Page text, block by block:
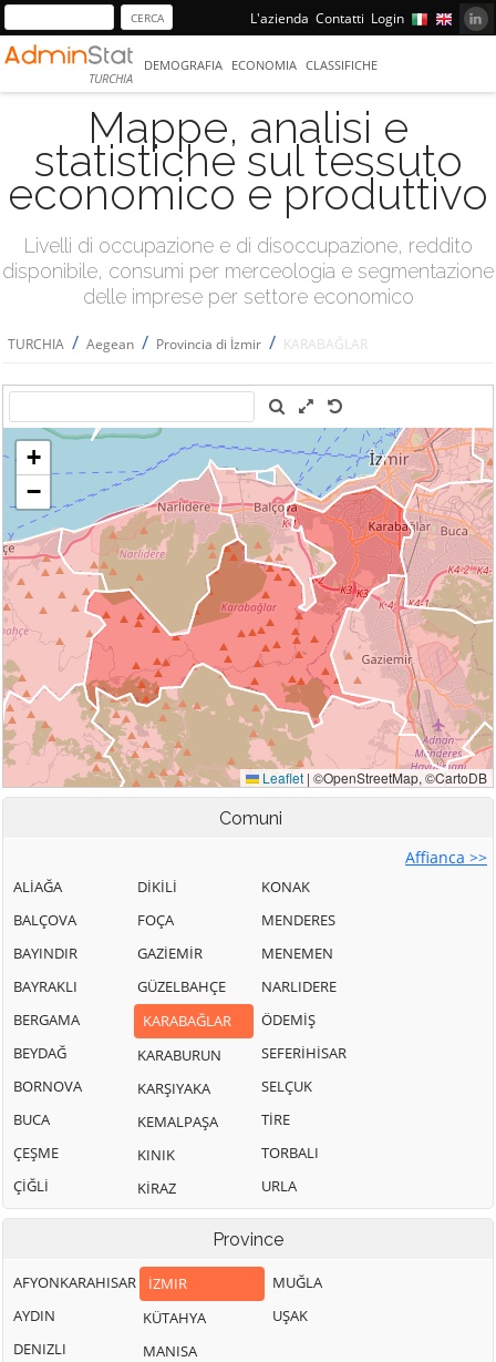
L'azienda Contatti Login
TURCHIA
DEMOGRAFIA ECONOMIA CLASSIFICHE
Mappe, analisi e
statistiche sul tessuto
economico e produttivo
Livelli di occupazione e di disoccupazione, reddito
disponibile, consumi per merceologia e segmentazione
delle imprese per settore economico
TURCHIA / Aegean / Provincia di İzmir / KARABAĞLAR
Comuni
Affianca >>
ALİAĞA
BALÇOVA
BAYINDIR
BAYRAKLI
BERGAMA
BEYDAĞ
BORNOVA
BUCA
ÇEŞME
ÇİĞLİ
DİKİLİ
FOÇA
GAZİEMİR
GÜZELBAHÇE
KARABAĞLAR
KARABURUN
KARŞIYAKA
KEMALPAŞA
KINIK
KİRAZ
KONAK
MENDERES
MENEMEN
NARLIDERE
ÖDEMİŞ
SEFERİHİSAR
SELÇUK
TİRE
TORBALI
URLA
Province
AFYONKARAHISAR
AYDIN
DENIZLI
İZMIR
KÜTAHYA
MANISA
MUĞLA
UŞAK